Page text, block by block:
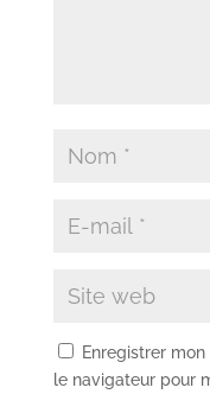
Enregistrer
le navigateur pour